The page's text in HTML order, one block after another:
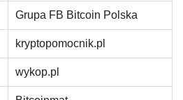
Grupa FB Bitcoin Polska
kryptopomocnik.pl
wykop.pl